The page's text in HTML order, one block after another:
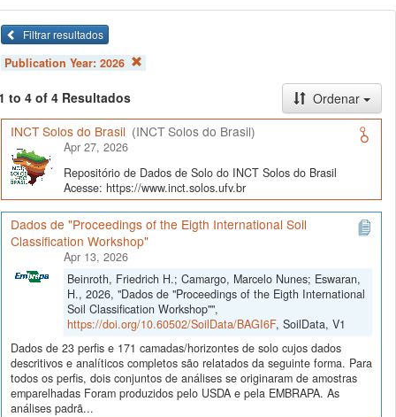
Filtrar resultados
Publication Year: 2026
to 4 of 4 Resultados
Ordenar
INCT Solos do Brasil (INCT Solos do Brasil)
Apr 27, 2026
Repositório de Dados de Solo do INCT Solos do Brasil
Acesse: https://www.inct.solos.ufv.br
Dados de "Proceedings of the Eigth International Soil
Classification Workshop"
Apr 13, 2026
Beinroth, Friedrich H.; Camargo, Marcelo Nunes; Eswaran,
H., 2026, "Dados de "Proceedings of the Eigth International
Soil Classification Workshop"",
https://doi.org/10.60502/SoilData/BAGI6F, SoilData, V1
Dados de 23 perfis e 171 camadas/horizontes de solo cujos dados
descritivos e analíticos completos são relatados da seguinte forma. Para
todos os perfis, dois conjuntos de análises se originaram de amostras
emparelhadas Foram produzidos pelo USDA e pela EMBRAPA. As
análises padrã...